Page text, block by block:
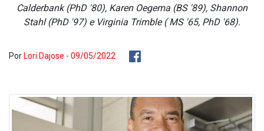
Calderbank (PhD '80), Karen Oegema (BS '89), Shannon
Stahl (PhD '97) e Virginia Trimble ( MS '65, PhD '68).
Por Lori Dajose - 09/05/2022